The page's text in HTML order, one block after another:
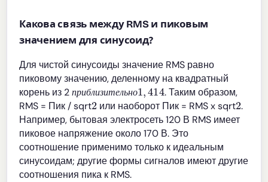
Какова связь между RMS и пиковым
значением для синусоид?
Для чистой синусоиды значение RMS равно
пиковому значению, деленному на квадратный
корень из 2при близительно
приблизительно1,414
. Таким образом,
RMS = Пик / sqrt2или наоборот Пик = RMS x sqrt2.
Например, бытовая электросеть 120 В RMS имеет
пиковое напряжение около 170 В. Это
соотношение применимо только к идеальным
синусоидам; другие формы сигналов имеют другие
соотношения пика к RMS.